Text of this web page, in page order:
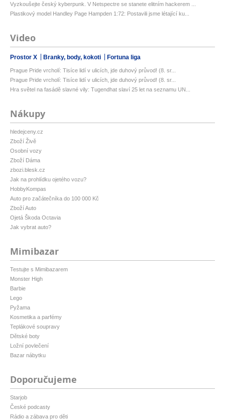
Vyzkoušejte český kyberpunk. V Netspectre se stanete elitním hackerem ...
Plastikový model Handley Page Hampden 1:72: Postavili jsme létající ku...
Video
Prostor X Branky, body, kokoti Fortuna liga
Prague Pride vrcholí: Tisíce lidí v ulicích, jde duhový průvod! (8. sr...
Prague Pride vrcholí: Tisíce lidí v ulicích, jde duhový průvod! (8. sr...
Hra světel na fasádě slavné vily: Tugendhat slaví 25 let na seznamu UN...
Nákupy
hledejceny.cz
Zboží Živě
Osobní vozy
Zboží Dáma
zbozi.blesk.cz
Jak na prohlídku ojetého vozu?
HobbyKompas
Auto pro začátečníka do 100 000 Kč
Zboží Auto
Ojetá Škoda Octavia
Jak vybrat auto?
Mimibazar
Testujte s Mimibazarem
Monster High
Barbie
Lego
Pyžama
Kosmetika a parfémy
Teplákové soupravy
Dětské boty
Ložní povlečení
Bazar nábytku
Doporučujeme
Starjob
České podcasty
Rádio a zábava pro děti